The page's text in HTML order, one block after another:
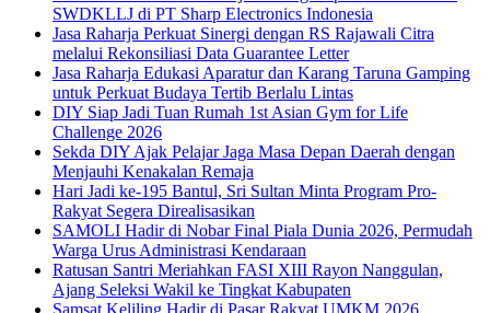
SWDKLLJ di PT Sharp Electronics Indonesia
Jasa Raharja Perkuat Sinergi dengan RS Rajawali Citra
melalui Rekonsiliasi Data Guarantee Letter
Jasa Raharja Edukasi Aparatur dan Karang Taruna Gamping
untuk Perkuat Budaya Tertib Berlalu Lintas
DIY Siap Jadi Tuan Rumah 1st Asian Gym for Life
Challenge 2026
Sekda DIY Ajak Pelajar Jaga Masa Depan Daerah dengan
Menjauhi Kenakalan Remaja
Hari Jadi ke-195 Bantul, Sri Sultan Minta Program Pro-
Rakyat Segera Direalisasikan
SAMOLI Hadir di Nobar Final Piala Dunia 2026, Permudah
Warga Urus Administrasi Kendaraan
Ratusan Santri Meriahkan FASI XIII Rayon Nanggulan,
Ajang Seleksi Wakil ke Tingkat Kabupaten